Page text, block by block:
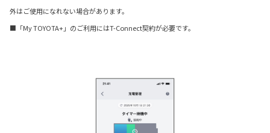
外はご使用になれない場合があります。
■「My TOYOTA+」のご利用にはT-Connect契約が必要です。